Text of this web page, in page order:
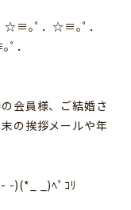
｡ﾟ．☆≡｡ﾟ．
．
会員様、ご結婚さ
の挨拶メールや年
-)(*_ _)ﾍﾟｺﾘ